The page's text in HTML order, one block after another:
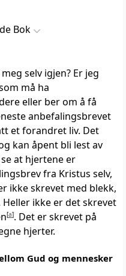
Bok
selv igjen? Er jeg
må ha
eller ber om å få
anbefalingsbrevet
et forandret liv. Det
kan åpent bli lest av
at hjertene er
fra Kristus selv,
ikke skrevet med blekk,
Heller ikke er det skrevet
[a]. Det er skrevet på
hjerter.
Gud og mennesker